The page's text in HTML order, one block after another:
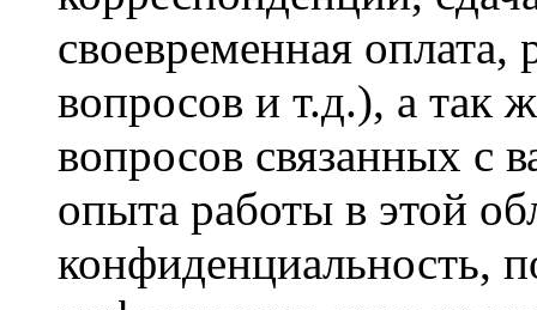
своевременная
вопросов и т.д.), а так
вопросов связанных
опыта работы в этой
конфиденциальность,